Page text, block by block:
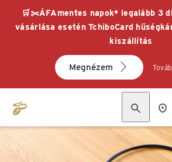
🛒✂️ÁFAmentes napok* legalább 3
vásárlása esetén TchiboCard
kiszállítás
Megnézem